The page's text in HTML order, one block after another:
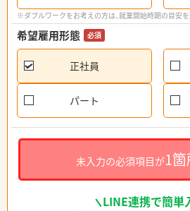
※ダブルワークをお考えの方は、就業開始時期の目安
希望雇用形態 必須
正社員
パート
未入力の必須項目が1箇
LINE連携で簡単